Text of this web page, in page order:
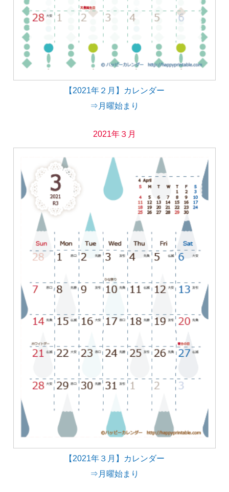
【2021年２月】カレンダー
⇒月曜始まり
2021年３月
【2021年３月】カレンダー
⇒月曜始まり